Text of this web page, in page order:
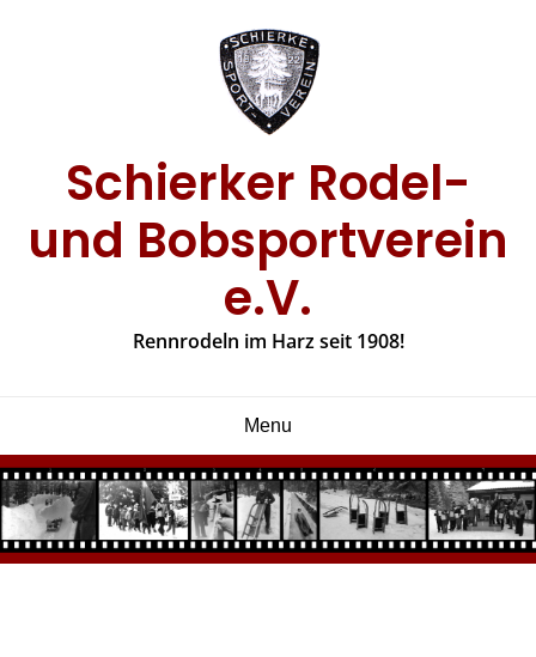
Schierker Rodel-
und Bobsportverein
e.V.
Rennrodeln im Harz seit 1908!
Menu